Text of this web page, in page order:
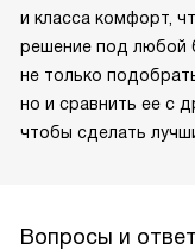
и класса комфорт,
решение под любой
не только
но и сравнить ее с
чтобы сделать
Вопросы и